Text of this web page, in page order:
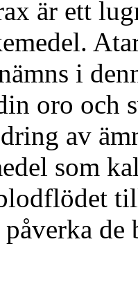
är ett
i
oro och
av
som